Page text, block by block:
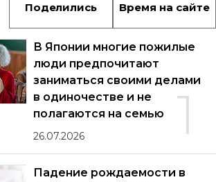
Поделились Время на сайте
1
В Японии многие пожилые
люди предпочитают
заниматься своими делами
в одиночестве и не
полагаются на семью
26.07.2026
Падение рождаемости в